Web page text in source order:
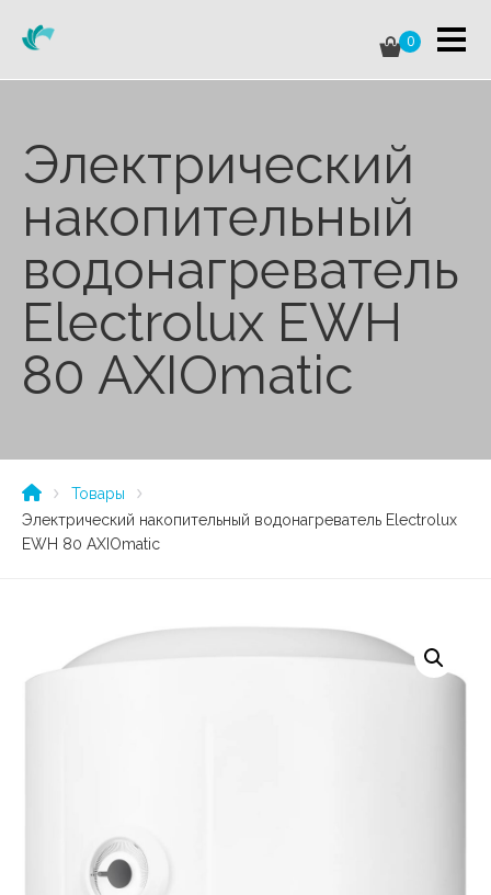
0
Электрический
накопительный
водонагреватель
Electrolux EWH
80 AXIOmatic
Товары
Электрический накопительный водонагреватель Electrolux
EWH 80 AXIOmatic